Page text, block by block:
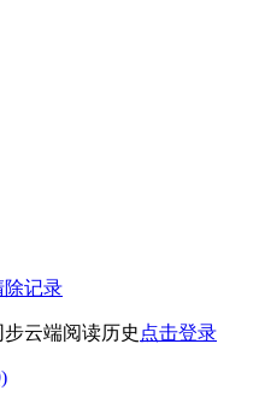
除记录
云端阅读历史 点击登录